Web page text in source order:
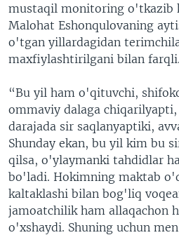
mustaqil monitoring o'tkazib
Malohat Eshonqulovaning
o'tgan yillardagidan
maxfiylashtirilgani bilan farqli.
“Bu yil ham o'qituvchi,
ommaviy dalaga
darajada sir saqlanyaptiki,
Shunday ekan, bu yil kim bu
qilsa, o'ylaymanki tahdidlar
bo'ladi. Hokimning maktab
kaltaklashi bilan bog'liq
jamoatchilik ham allaqachon
o'xshaydi. Shuning uchun